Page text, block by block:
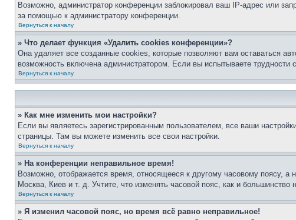
Возможно, администратор конференции заблокировал ваш IP-адрес или
за помощью к администратору конференции.
Вернуться к началу
» Что делает функция «Удалить cookies конференции»?
Она удаляет все созданные cookies, которые позволяют вам оставаться
возможность включена администратором. Если вы испытываете
Вернуться к началу
» Как мне изменить мои настройки?
Если вы являетесь зарегистрированным пользователем, все ваши
страницы. Там вы можете изменить все свои настройки.
Вернуться к началу
» На конференции неправильное время!
Возможно, отображается время, относящееся к другому часовому поясу, а
Москва, Киев и т. д. Учтите, что изменять часовой пояс, как и
Вернуться к началу
» Я изменил часовой пояс, но время всё равно неправильное!